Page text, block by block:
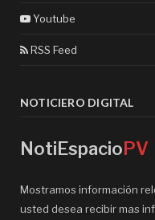
Youtube
RSS Feed
NOTICIERO DIGITAL
NotiEspacioPV
Mostramos información
usted desea recibir mas